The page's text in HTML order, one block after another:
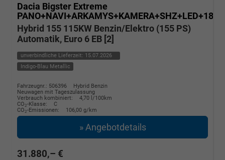
Dacia Bigster Extreme
Hybrid 155 115KW Benzin/Elektro (155 PS)
Automatik, Euro 6 EB [2]
unverbindliche Lieferzeit: 15.07.2026
Indigo-Blau Metallic
Fahrzeugnr.: 506396
Hybrid Benzin
Neuwagen mit Tageszulassung
Verbrauch kombiniert:
4,70 l/100km
CO2-Klasse:
C
CO2-Emissionen: 106,00 g/km
» Angebotdetails
31.880,– €